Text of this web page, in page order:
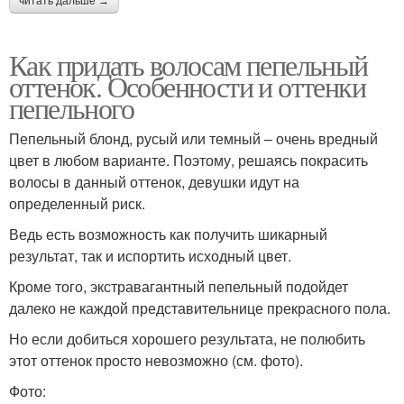
Как придать волосам пепельный
оттенок. Особенности и оттенки
пепельного
Пепельный блонд, русый или темный – очень вредный
цвет в любом варианте. Поэтому, решаясь покрасить
волосы в данный оттенок, девушки идут на
определенный риск.
Ведь есть возможность как получить шикарный
результат, так и испортить исходный цвет.
Кроме того, экстравагантный пепельный подойдет
далеко не каждой представительнице прекрасного пола.
Но если добиться хорошего результата, не полюбить
этот оттенок просто невозможно (см. фото).
Фото: